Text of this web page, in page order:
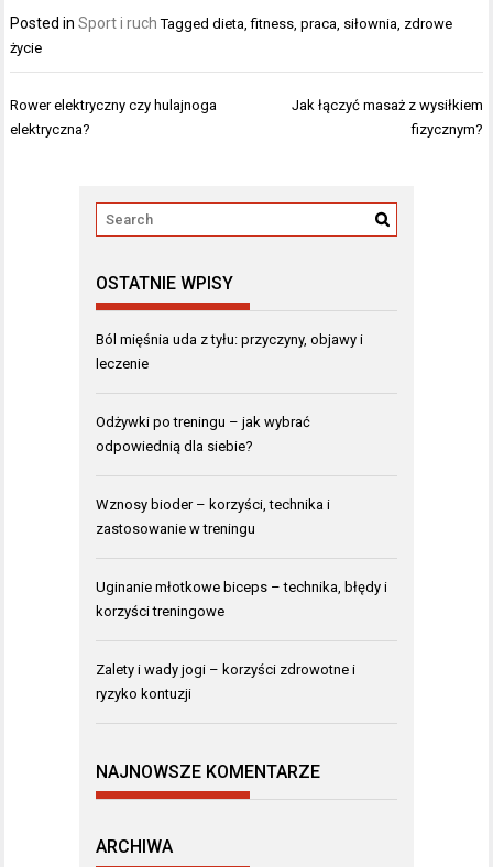
Posted inSport i ruch Taggeddieta ,fitness ,praca siłownia zdrowe
życie
Nawigacja
wpisu
Rower elektryczny czy hulajnoga
elektryczna?
Jak łączyć masaż z wysiłkiem
fizycznym?
OSTATNIE WPISY
Ból mięśnia uda z tyłu: przyczyny, objawy i
leczenie
Odżywki po treningu – jak wybrać
odpowiednią dla siebie?
Wznosy bioder – korzyści, technika i
zastosowanie w treningu
Uginanie młotkowe biceps – technika, błędy i
korzyści treningowe
Zalety i wady jogi – korzyści zdrowotne i
ryzyko kontuzji
NAJNOWSZE KOMENTARZE
ARCHIWA